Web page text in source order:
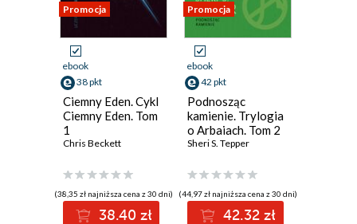
Promocja
ebook
38 pkt
Ciemny Eden. Cykl
Ciemny Eden. Tom
1
Chris Beckett
(38,35 zł najniższa cena z 30 dni)
38.40 zł
Promocja
ebook
42 pkt
Podnosząc
kamienie. Trylogia
o Arbaiach. Tom 2
Sheri S. Tepper
(44,97 zł najniższa cena z 30 dni)
42.32 zł